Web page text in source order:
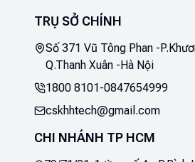
TRỤ SỞ CHÍNH
Số 371 Vũ Tông Phan -
Q.Thanh Xuân -Hà Nội
1800 8101-0847654999
cskhhtech@gmail.com
CHI NHÁNH TP HCM